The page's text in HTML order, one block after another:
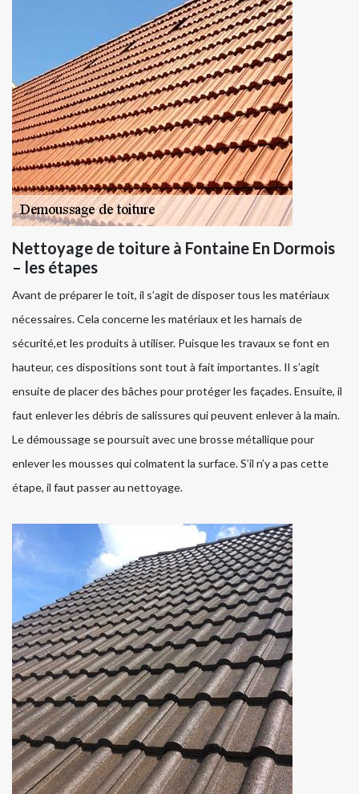
Nettoyage de toiture à Fontaine En Dormois
– les étapes
Avant de préparer le toit, il s’agit de disposer tous les matériaux
nécessaires. Cela concerne les matériaux et les harnais de
sécurité,et les produits à utiliser. Puisque les travaux se font en
hauteur, ces dispositions sont tout à fait importantes. Il s’agit
ensuite de placer des bâches pour protéger les façades. Ensuite, il
faut enlever les débris de salissures qui peuvent enlever à la main.
Le démoussage se poursuit avec une brosse métallique pour
enlever les mousses qui colmatent la surface. S’il n’y a pas cette
étape, il faut passer au nettoyage.